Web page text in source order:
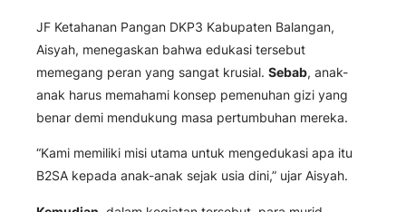
JF Ketahanan Pangan DKP3 Kabupaten Balangan,
Aisyah, menegaskan bahwa edukasi tersebut
memegang peran yang sangat krusial. Sebab, anak-
anak harus memahami konsep pemenuhan gizi yang
benar demi mendukung masa pertumbuhan mereka.
“Kami memiliki misi utama untuk mengedukasi apa itu
B2SA kepada anak-anak sejak usia dini,” ujar Aisyah.